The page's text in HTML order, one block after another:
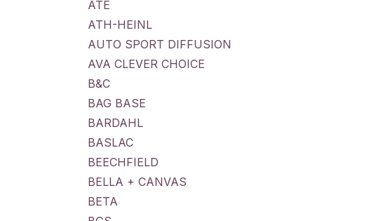
ATE
ATH-HEINL
AUTO SPORT DIFFUSION
AVA CLEVER CHOICE
B&C
BAG BASE
BARDAHL
BASLAC
BEECHFIELD
BELLA + CANVAS
BETA